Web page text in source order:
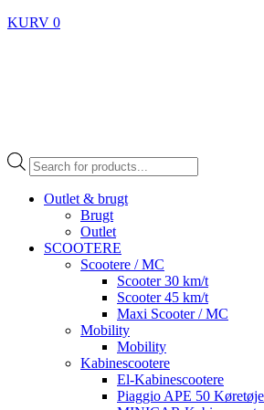
KURV 0
Products
search
Outlet & brugt
Brugt
Outlet
SCOOTERE
Scootere / MC
Scooter 30 km/t
Scooter 45 km/t
Maxi Scooter / MC
Mobility
Mobility
Kabinescootere
El-Kabinescootere
Piaggio APE 50